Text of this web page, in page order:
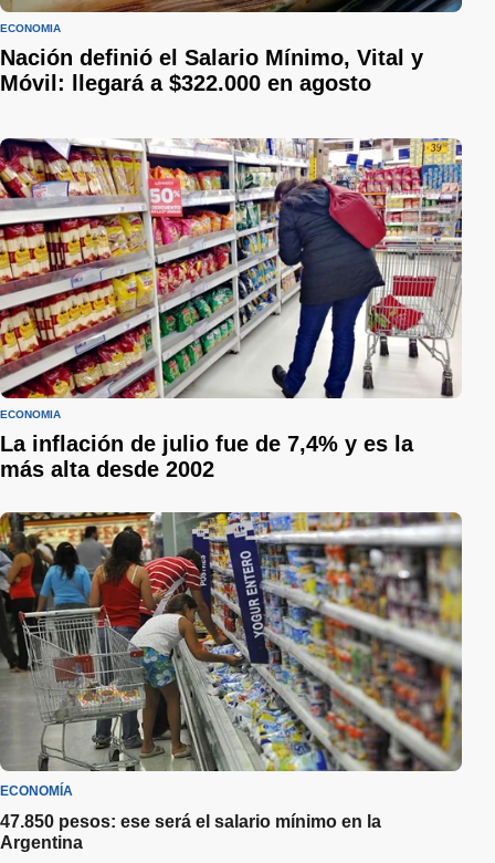
ECONOMÍA
Nación definió el Salario Mínimo, Vital y
Móvil: llegará a $322.000 en agosto
ECONOMÍA
La inflación de julio fue de 7,4% y es la
más alta desde 2002
ECONOMÍA
47.850 pesos: ese será el salario mínimo en la
Argentina